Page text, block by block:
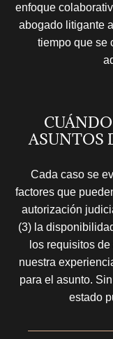
enfoque
abogado litigante
tiempo que se
ASUNTOS
Cada caso se
factores que
autorización
(3) la
los requisitos
nuestra
para el asunto.
estado